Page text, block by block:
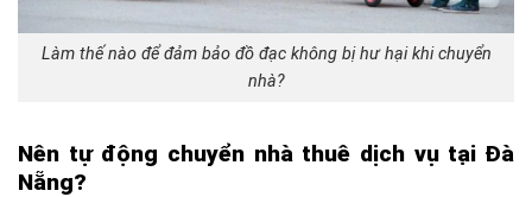
Làm thế nào để đảm bảo đồ đạc không bị hư hại khi chuyển
nhà?
Nên tự động chuyển nhà thuê dịch vụ tại Đà
Nẵng?